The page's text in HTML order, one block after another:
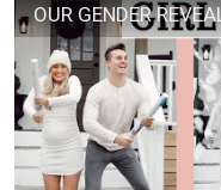
OUR GENDER